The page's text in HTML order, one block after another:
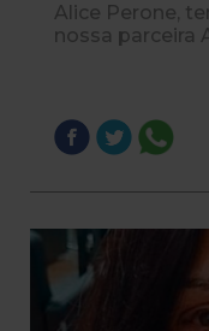
Alice Perone,
nossa parceira